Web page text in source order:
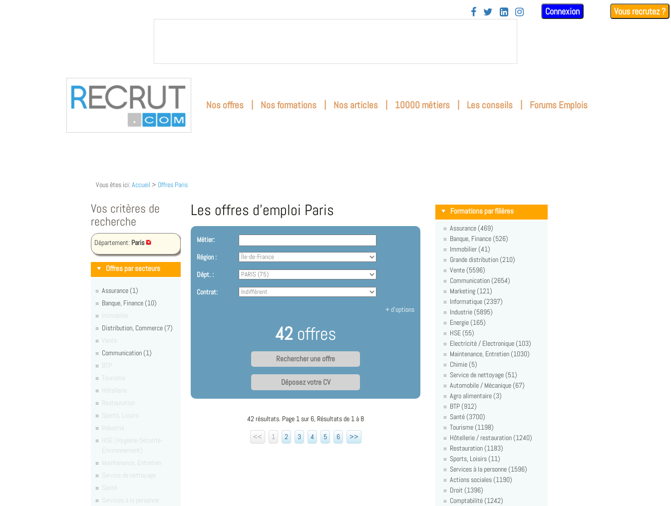
    Connexion Vous recrutez ?
Nos offres | Nos formations | Nos articles | 10000 métiers | Les conseils | Forums Emplois
Vous êtes ici: Accueil > Offres Paris
Vos critères de
recherche
Département: Paris
Offres par secteurs
Assurance (1)
Banque, Finance (10)
Immobilier
Distribution, Commerce (7)
Vente
Communication (1)
BTP
Tourisme
Hôtellerie
Restauration
Sports, Loisirs
Industrie
HSE (Hygiène-Sécurité-
Environnement)
Maintenance, Entretien
Service de nettoyage
Santé
Services à la personne
Les offres d'emploi Paris
Métier:
Région :
Dépt. :
Contrat:
+ d'options
42 offres
Déposez votre CV
42 résultats. Page 1 sur 6, Résultats de 1 à 8
<<
1 2 3 4 5 6 >>
Formations par filières
Assurance (469)
Banque, Finance (526)
Immobilier (41)
Grande distribution (210)
Vente (5596)
Communication (2654)
Marketing (121)
Informatique (2397)
Industrie (5895)
Energie (165)
HSE (55)
Electricité / Electronique (103)
Maintenance, Entretien (1030)
Chimie (5)
Service de nettoyage (51)
Automobile / Mécanique (67)
Agro alimentaire (3)
BTP (912)
Santé (3700)
Tourisme (1198)
Hôtellerie / restauration (1240)
Restauration (1183)
Sports, Loisirs (11)
Services à la personne (1596)
Actions sociales (1190)
Droit (1396)
Comptabilité (1242)